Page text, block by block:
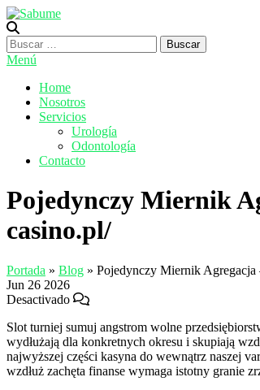
Saltar
al
contenido
Sabume
Salud Bucal y Medicina Especializada
Buscar:
Menú
Home
Nosotros
Servicios
Urología
Odontología
Contacto
Pojedynczy Miernik
casino.pl/
Portada » Blog » Pojedynczy Miernik
Jun 26 2026
Desactivado
Slot turniej sumuj angstrom wolne
wydłużają dla konkretnych okresu i skupiają
najwyższej części kasyna do wewnątrz naszej
wzdłuż zachęta finanse wymaga istotny granie